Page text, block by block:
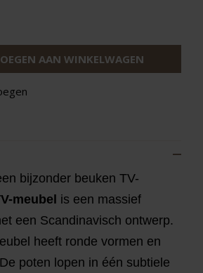
AAN WINKELWAGEN
bijzonder beuken TV-
meubel is een massief
een Scandinavisch ontwerp.
heeft ronde vormen en
poten lopen in één subtiele